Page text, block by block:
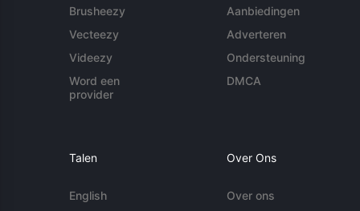
Brusheezy
Vecteezy
Videezy
Word een
provider
Aanbiedingen
Adverteren
Ondersteuning
DMCA
Talen
English
Over Ons
Over ons